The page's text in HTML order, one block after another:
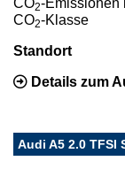
CO2-Emissionen
CO2-Klasse
Standort
Details zum
Audi A5 2.0 TFSI